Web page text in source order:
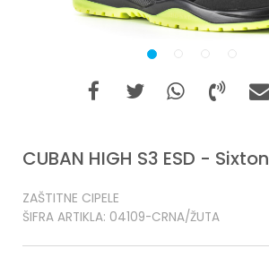
1
CUBAN HIGH S3 ESD - Sixton
ZAŠTITNE CIPELE
ŠIFRA ARTIKLA: 04109-CRNA/ŽUTA